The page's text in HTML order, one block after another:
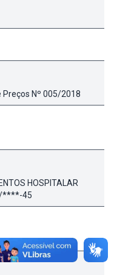
Nº 005/2018
HOSPITALAR
45